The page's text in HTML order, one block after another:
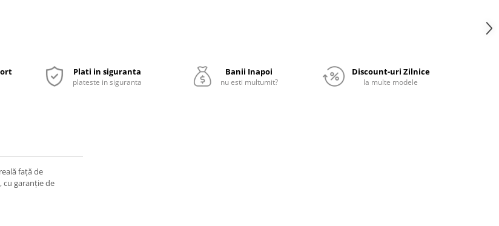
Plati in siguranta
plateste in siguranta
Banii Inapoi
nu esti multumit?
Discount-uri Zilnice
la multe modele
față de
cu garanție de